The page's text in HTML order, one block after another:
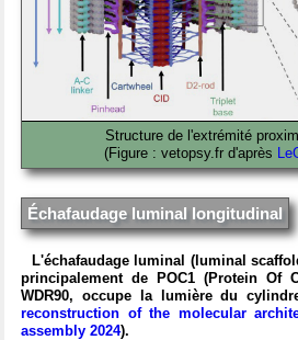
Structure de l'extrémité
(Figure : vetopsy.fr d'après
Échafaudage luminal longitudinal
L'échafaudage luminal (luminal
principalement de POC1 (Protein Of
WDR90, occupe la lumière du
reconstruction of the molecular
assembly 2024).